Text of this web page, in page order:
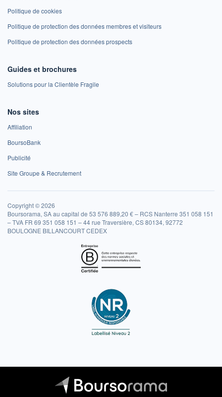
Politique de cookies
Politique de protection des données membres et visiteurs
Politique de protection des données prospects
Guides et brochures
Solutions pour la Clientèle Fragile
Nos sites
Affiliation
BoursoBank
Publicité
Site Groupe & Recrutement
Copyright © 2026
Boursorama, SA au capital de 53 576 889,20 € – RCS Nanterre 351 058 151
– TVA FR 69 351 058 151 – 44 rue Traversière, CS 80134, 92772
BOULOGNE BILLANCOURT CEDEX